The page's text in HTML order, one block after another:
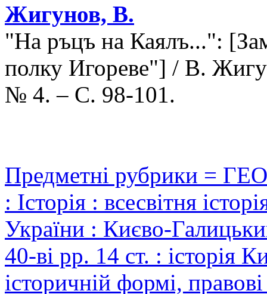
Жигунов, В.
"На ръцъ на Каялъ...":
полку Игореве"] / В.
№ 4. – С. 98-101.
Предметні рубрики =
: Історія : всесвітня
України : Києво-
40-ві рр. 14 ст. : історія
історичній формі,